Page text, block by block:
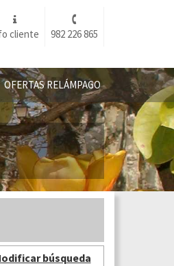
982 226 865
cliente
OFERTAS RELÁMPAGO
búsqueda